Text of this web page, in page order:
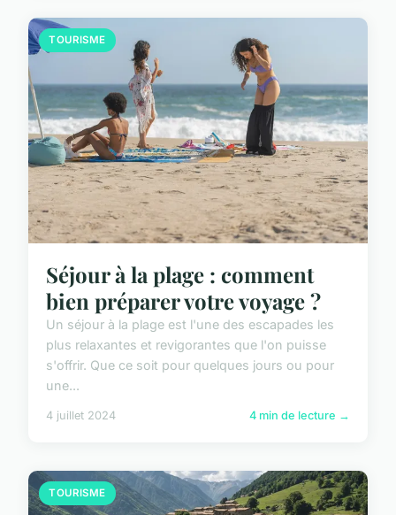
TOURISME
Séjour à la plage : comment
bien préparer votre voyage ?
Un séjour à la plage est l'une des escapades les
plus relaxantes et revigorantes que l'on puisse
s'offrir. Que ce soit pour quelques jours ou pour
une...
4 juillet 2024 4 min de lecture →
TOURISME